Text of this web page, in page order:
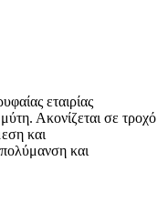
εταιρίας
Ακονίζεται σε τροχό
και
και